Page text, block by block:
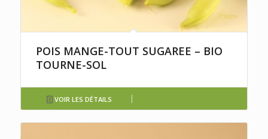
POIS MANGE-TOUT SUGAREE – BIO
TOURNE-SOL
VOIR LES DÉTAILS